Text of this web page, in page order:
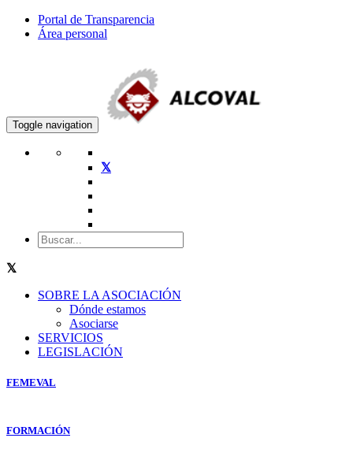
Portal de Transparencia
Área personal
Toggle navigation
SOBRE LA ASOCIACIÓN
Dónde estamos
Asociarse
SERVICIOS
LEGISLACIÓN
FEMEVAL
FORMACIÓN